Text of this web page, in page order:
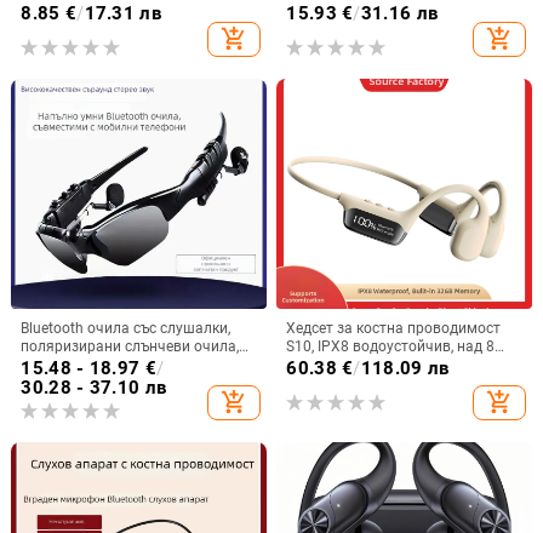
на батерията, Bluetooth 5.3,
водоустойчива, обхват 15 m,
спортен стил
8.85 €/17.31 лв
add_shopping_cart
живот на батерията,
шумопотискане, висококачествен
звук и комфортно носене
15.93 €/31.16 лв
add_shopping_cart
Bluetooth очила със слушалки,
поляризирани слънчеви очила,
монтирани на главата (обхват 10
м, Bluetooth 5.0, живот на
батерията 4-8 ч)
15.48 - 18.97 €/
30.28 - 37.10 лв
add_shopping_cart
Хедсет за костна проводимост
S10, IPX8 водоустойчив, над 8
часа работа, Bluetooth 5.4,
60.38 €/118.09 лв
add_shopping_cart